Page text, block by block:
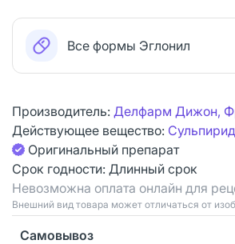
Все формы Эглонил
Производитель: Делфарм Дижон,
Действующее вещество: Сульпирид
Оригинальный препарат
Срок годности: Длинный срок
Невозможна оплата онлайн для
Bнешний вид товара может отличаться от
Самовывоз